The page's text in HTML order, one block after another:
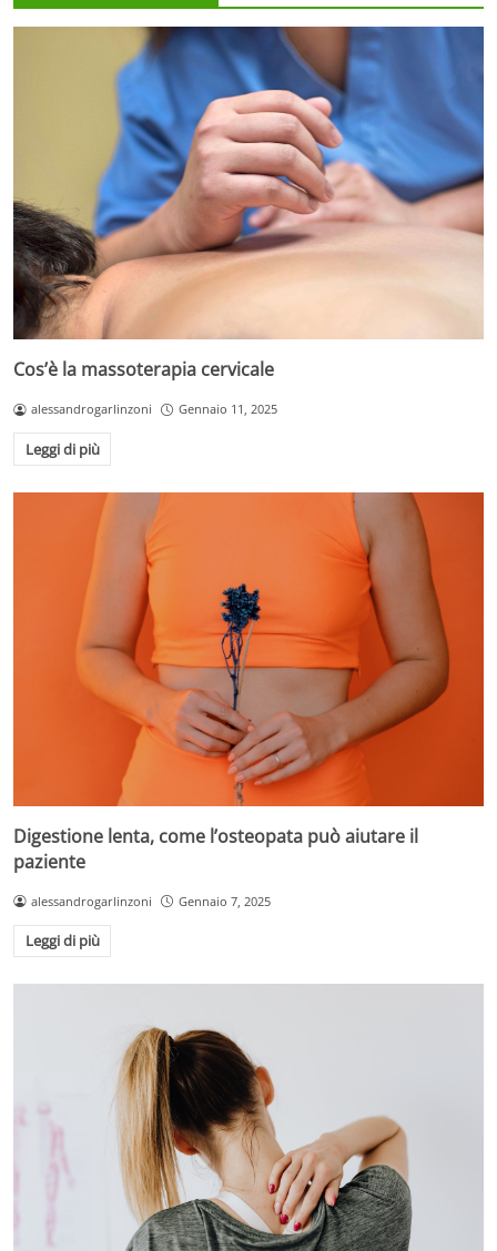
Cos’è la massoterapia cervicale
alessandrogarlinzoni Gennaio 11, 2025
Leggi di più
Digestione lenta, come l’osteopata può aiutare il
paziente
alessandrogarlinzoni Gennaio 7, 2025
Leggi di più